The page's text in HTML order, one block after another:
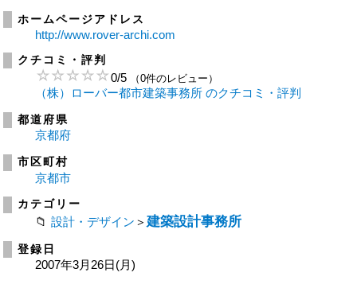
ホームページアドレス
http://www.rover-archi.com
クチコミ・評判
0/5 （0件のレビュー）
（株）ローバー都市建築事務所 のクチコミ・評判
都道府県
京都府
市区町村
京都市
カテゴリー
設計・デザイン ＞ 建築設計事務所
登録日
2007年3月26日(月)